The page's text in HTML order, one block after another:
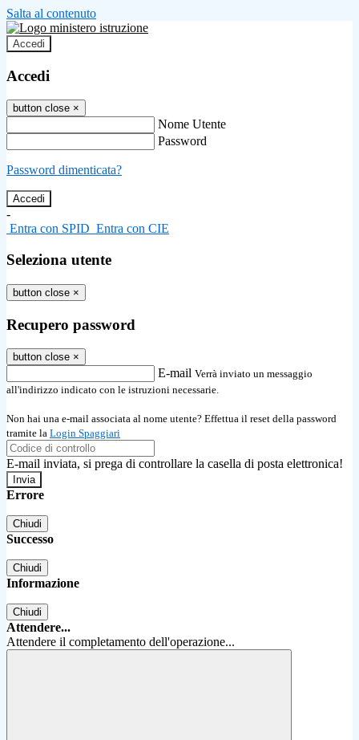
Salta al contenuto
Accedi
Accedi
button close ×
Nome Utente
Password
Password dimenticata?
-
Entra con SPID Entra con CIE
Seleziona utente
button close ×
Recupero password
button close ×
E-mail Verrà inviato un messaggio
all'indirizzo indicato con le istruzioni necessarie.
Non hai una e-mail associata al nome utente? Effettua il reset della password
tramite la Login Spaggiari
E-mail inviata, si prega di controllare la casella di posta elettronica!
Errore
Chiudi
Successo
Chiudi
Informazione
Chiudi
Attendere...
Attendere il completamento dell'operazione...